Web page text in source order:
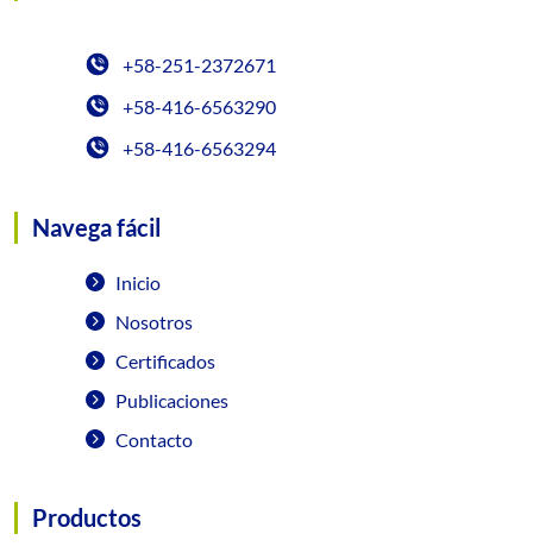
+58-251-2372671
+58-416-6563290
+58-416-6563294
Navega fácil
Inicio
Nosotros
Certificados
Publicaciones
Contacto
Productos